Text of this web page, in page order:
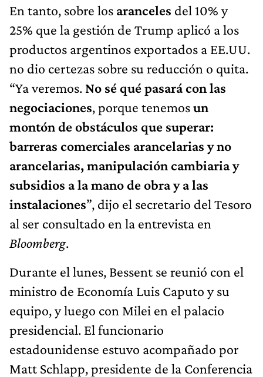
En tanto, sobre los aranceles del 10% y
25% que la gestión de Trump aplicó a los
productos argentinos exportados a EE.UU.
no dio certezas sobre su reducción o quita.
“Ya veremos. No sé qué pasará con las
negociaciones, porque tenemosun
montón de obstáculos que superar:
barreras comerciales arancelarias y no
arancelarias, manipulación cambiaria y
subsidios a la mano de obra y a las
instalaciones”, dijo el secretario del Tesoro
al ser consultado en la entrevista en
Bloomberg.
Durante el lunes, Bessent se reunió con el
ministro de Economía Luis Caputo y su
equipo, y luego con Milei en el palacio
presidencial. El funcionario
estadounidense estuvo acompañado por
Matt Schlapp, presidente de la Conferencia